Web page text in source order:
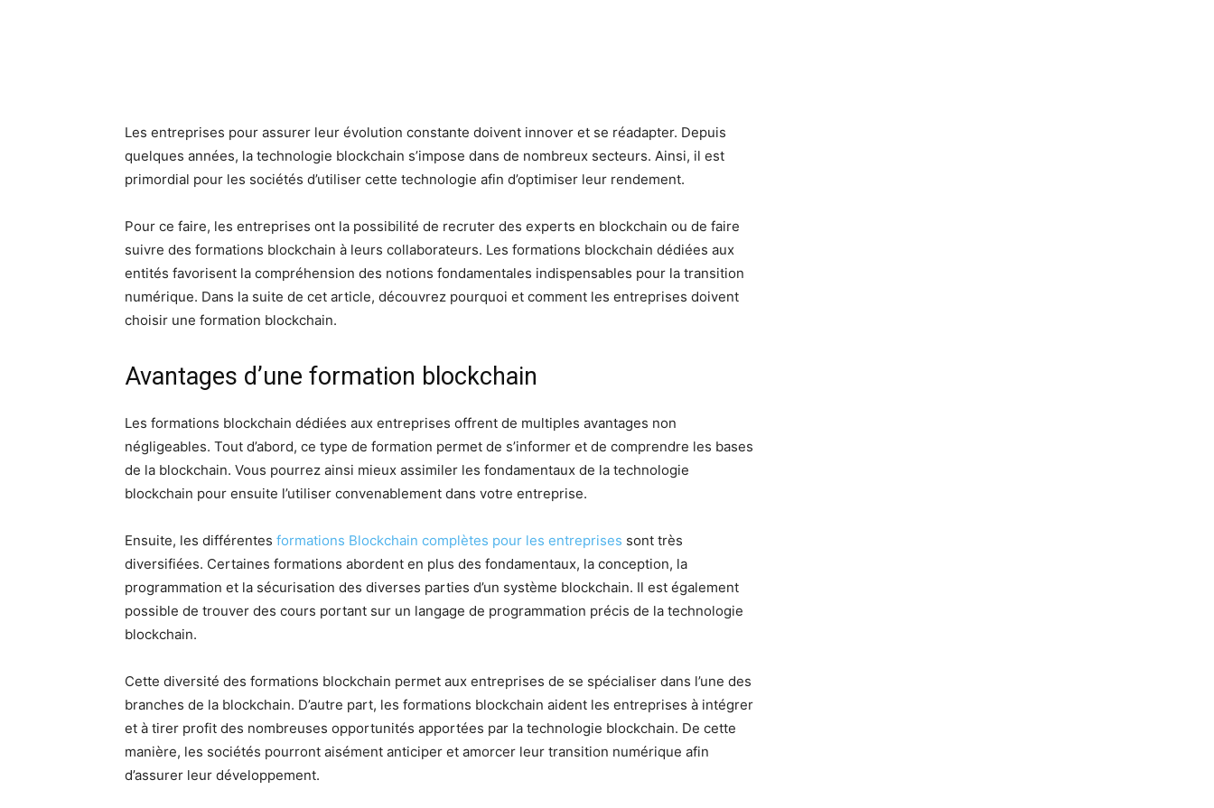
Les entreprises pour assurer leur évolution constante doivent innover et se réadapter. Depuis
quelques années, la technologie blockchain s’impose dans de nombreux secteurs. Ainsi, il est
primordial pour les sociétés d’utiliser cette technologie afin d’optimiser leur rendement.
Pour ce faire, les entreprises ont la possibilité de recruter des experts en blockchain ou de faire
suivre des formations blockchain à leurs collaborateurs. Les formations blockchain dédiées aux
entités favorisent la compréhension des notions fondamentales indispensables pour la transition
numérique. Dans la suite de cet article, découvrez pourquoi et comment les entreprises doivent
choisir une formation blockchain.
Avantages d’une formation blockchain
Les formations blockchain dédiées aux entreprises offrent de multiples avantages non
négligeables. Tout d’abord, ce type de formation permet de s’informer et de comprendre les bases
de la blockchain. Vous pourrez ainsi mieux assimiler les fondamentaux de la technologie
blockchain pour ensuite l’utiliser convenablement dans votre entreprise.
Ensuite, les différentes formations Blockchain complètes pour les entreprises sont très
diversifiées. Certaines formations abordent en plus des fondamentaux, la conception, la
programmation et la sécurisation des diverses parties d’un système blockchain. Il est également
possible de trouver des cours portant sur un langage de programmation précis de la technologie
blockchain.
Cette diversité des formations blockchain permet aux entreprises de se spécialiser dans l’une des
branches de la blockchain. D’autre part, les formations blockchain aident les entreprises à intégrer
et à tirer profit des nombreuses opportunités apportées par la technologie blockchain. De cette
manière, les sociétés pourront aisément anticiper et amorcer leur transition numérique afin
d’assurer leur développement.